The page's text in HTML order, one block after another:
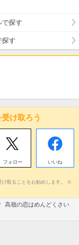
で探す
探す
け取ろう
フォロー いいね
け取ることをお勧めします。 ※
高嶺の恋はめんどくさい